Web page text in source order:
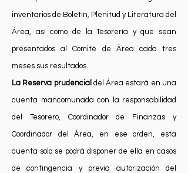
inventarios de Boletín, Plenitud y Literatura del
Área, así como de la Tesorería y que sean
presentados al Comité de Área cada tres
meses sus resultados.
La Reserva prudencial del Área estará en una
cuenta mancomunada con la responsabilidad
del Tesorero, Coordinador de Finanzas y
Coordinador del Área, en ese orden, esta
cuenta solo se podrá disponer de ella en casos
de contingencia y previa autorización del